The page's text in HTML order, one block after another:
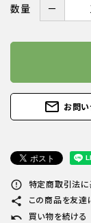
数量 －
mail_outline お問
error_outline 特定商取引法に
share この商品を友達
undo 買い物を続ける